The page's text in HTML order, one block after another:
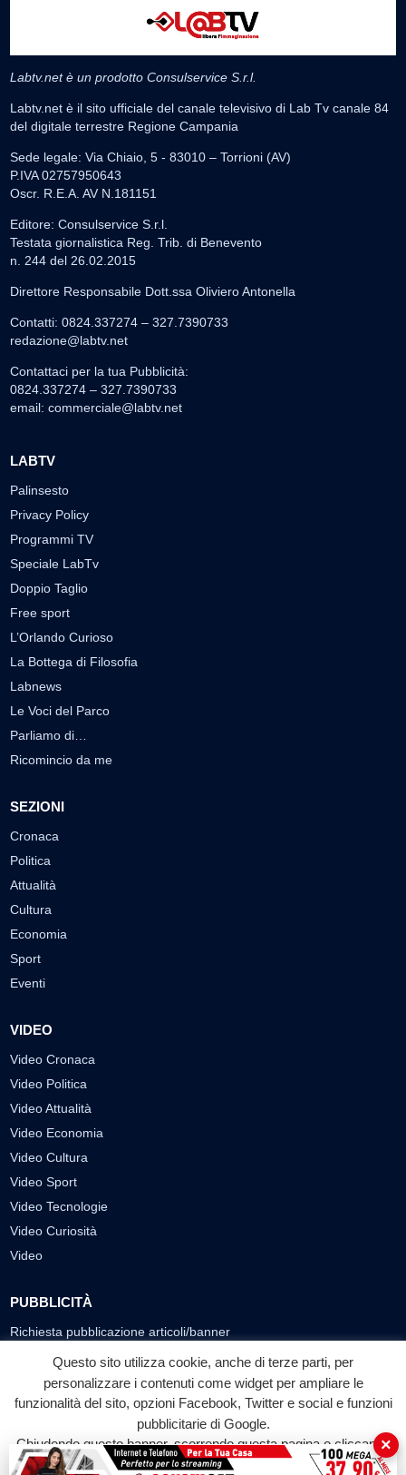
Labtv.net è un prodotto Consulservice S.r.l.
Labtv.net è il sito ufficiale del canale televisivo di Lab Tv canale 84
del digitale terrestre Regione Campania
Sede legale: Via Chiaio, 5 - 83010 – Torrioni (AV)
P.IVA 02757950643
Oscr. R.E.A. AV N.181151
Editore: Consulservice S.r.l.
Testata giornalistica Reg. Trib. di Benevento
n. 244 del 26.02.2015
Direttore Responsabile Dott.ssa Oliviero Antonella
Contatti: 0824.337274 – 327.7390733
redazione@labtv.net
Contattaci per la tua Pubblicità:
0824.337274 – 327.7390733
email: commerciale@labtv.net
LABTV
Palinsesto
Privacy Policy
Programmi TV
Speciale LabTv
Doppio Taglio
Free sport
L’Orlando Curioso
La Bottega di Filosofia
Labnews
Le Voci del Parco
Parliamo di…
Ricomincio da me
SEZIONI
Cronaca
Politica
Attualità
Cultura
Economia
Sport
Eventi
VIDEO
Video Cronaca
Video Politica
Video Attualità
Video Economia
Video Cultura
Video Sport
Video Tecnologie
Video Curiosità
Video
PUBBLICITÀ
Richiesta pubblicazione articoli/banner
SEGUICI SUI SOCIAL
f
Facebook
◎ ▶
YouTube
Questo sito utilizza cookie, anche di terze parti, per
personalizzare i contenuti come widget per ampliare le
funzionalità del sito, opzioni Facebook, Twitter e social e funzioni
pubblicitarie di Google.
Chiudendo questo banner, scorrendo questa pagina o cliccando
su qualunque suo elemento acconsenti all'uso dei cookie.
×